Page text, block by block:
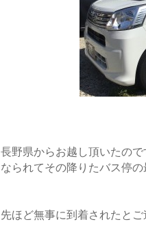
長野県からお越し頂いたの
なられてその降りたバス停
先ほど無事に到着されたと